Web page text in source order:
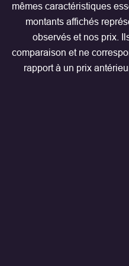
mêmes caractéristiques
montants affichés
observés et nos prix.
comparaison et ne
rapport à un prix